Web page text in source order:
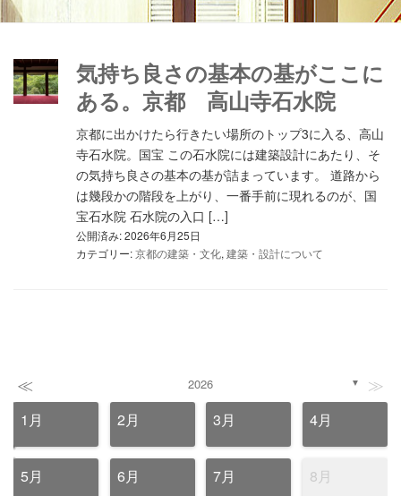
気持ち良さの基本の基がここに
ある。京都 高山寺石水院
京都に出かけたら行きたい場所のトップ3に入る、高山
寺石水院。国宝 この石水院には建築設計にあたり、そ
の気持ち良さの基本の基が詰まっています。 道路から
は幾段かの階段を上がり、一番手前に現れるのが、国
宝石水院 石水院の入口 […]
公開済み: 2026年6月25日
カテゴリー:京都の建築・文化, 建築・設計について
≪ 2026 ▼ ≫
1月 2月 3月 4月
5月 6月 7月 8月